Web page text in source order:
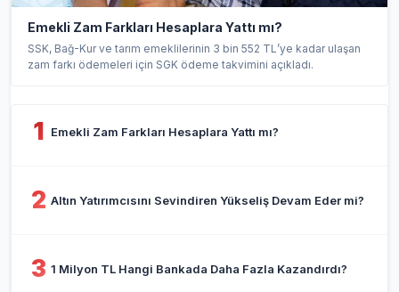
Emekli Zam Farkları Hesaplara Yattı mı?
SSK, Bağ-Kur ve tarım emeklilerinin 3 bin 552 TL’ye kadar ulaşan
zam farkı ödemeleri için SGK ödeme takvimini açıkladı.
1 Emekli Zam Farkları Hesaplara Yattı mı?
2 Altın Yatırımcısını Sevindiren Yükseliş Devam Eder mi?
3 1 Milyon TL Hangi Bankada Daha Fazla Kazandırdı?